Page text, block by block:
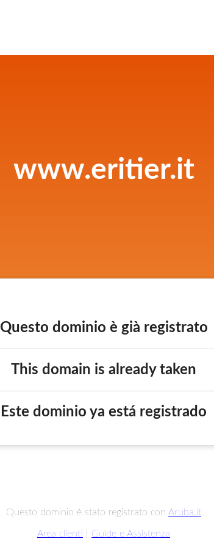
www.eritier.it
Questo dominio è già registrato
This domain is already taken
Este dominio ya está registrado
Questo dominio è stato registrato con Aruba.it
Area clienti Guide e Assistenza